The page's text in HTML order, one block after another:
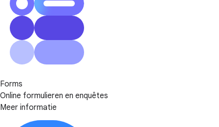
Forms
Online formulieren en enquêtes
Meer informatie